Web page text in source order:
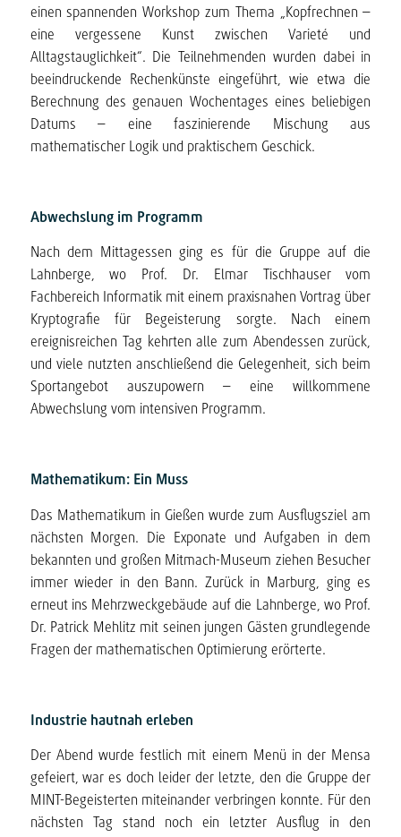
einen spannenden Workshop zum Thema „Kopfrechnen –
eine vergessene Kunst zwischen Varieté und
Alltagstauglichkeit“. Die Teilnehmenden wurden dabei in
beeindruckende Rechenkünste eingeführt, wie etwa die
Berechnung des genauen Wochentages eines beliebigen
Datums – eine faszinierende Mischung aus
mathematischer Logik und praktischem Geschick.
Abwechslung im Programm
Nach dem Mittagessen ging es für die Gruppe auf die
Lahnberge, wo Prof. Dr. Elmar Tischhauser vom
Fachbereich Informatik mit einem praxisnahen Vortrag über
Kryptografie für Begeisterung sorgte. Nach einem
ereignisreichen Tag kehrten alle zum Abendessen zurück,
und viele nutzten anschließend die Gelegenheit, sich beim
Sportangebot auszupowern – eine willkommene
Abwechslung vom intensiven Programm.
Mathematikum: Ein Muss
Das Mathematikum in Gießen wurde zum Ausflugsziel am
nächsten Morgen. Die Exponate und Aufgaben in dem
bekannten und großen Mitmach-Museum ziehen Besucher
immer wieder in den Bann. Zurück in Marburg, ging es
erneut ins Mehrzweckgebäude auf die Lahnberge, wo Prof.
Dr. Patrick Mehlitz mit seinen jungen Gästen grundlegende
Fragen der mathematischen Optimierung erörterte.
Industrie hautnah erleben
Der Abend wurde festlich mit einem Menü in der Mensa
gefeiert, war es doch leider der letzte, den die Gruppe der
MINT-Begeisterten miteinander verbringen konnte. Für den
nächsten Tag stand noch ein letzter Ausflug in den